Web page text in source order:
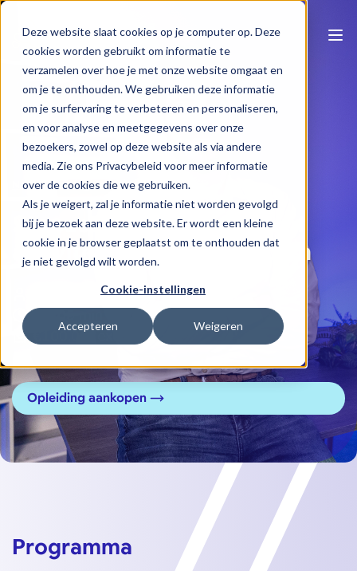
Deze website slaat cookies op je computer op. Deze
cookies worden gebruikt om informatie te
verzamelen over hoe je met onze website omgaat en
om je te onthouden. We gebruiken deze informatie
om je surfervaring te verbeteren en personaliseren,
en voor analyse en meetgegevens over onze
bezoekers, zowel op deze website als via andere
media. Zie ons Privacybeleid voor meer informatie
over de cookies die we gebruiken.
Als je weigert, zal je informatie niet worden gevolgd
bij je bezoek aan deze website. Er wordt een kleine
cookie in je browser geplaatst om te onthouden dat
je niet gevolgd wilt worden.
Cookie-instellingen
Accepteren Weigeren
Naar e-learning overzicht
Stopzetting en overdracht
activiteiten: BTW-aspecten
Gilles Tack
1 u 05 min
€100.00 (excl BTW)
Opleiding aankopen
Programma